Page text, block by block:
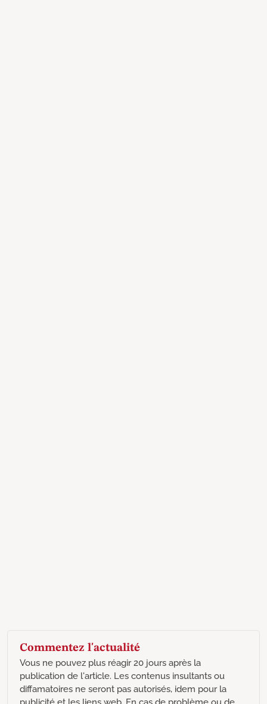
Commentez l'actualité
Vous ne pouvez plus réagir 20 jours après la
publication de l'article. Les contenus insultants ou
diffamatoires ne seront pas autorisés, idem pour la
publicité et les liens web. En cas de problème ou de